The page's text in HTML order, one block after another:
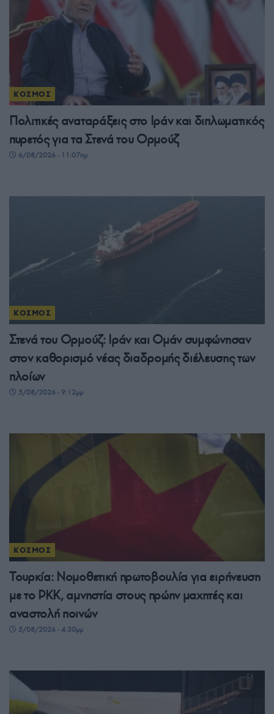
ΚΟΣΜΟΣ
Πολιτικές αναταράξεις στο Ιράν και διπλωματικός
πυρετός για τα Στενά του Ορμούζ
6/08/2026 - 11:07πμ
ΚΟΣΜΟΣ
Στενά του Ορμούζ: Ιράν και Ομάν συμφώνησαν
στον καθορισμό νέας διαδρομής διέλευσης των
πλοίων
5/08/2026 - 9:12μμ
ΚΟΣΜΟΣ
Τουρκία: Νομοθετική πρωτοβουλία για ειρήνευση
με το PKK, αμνηστία στους πρώην μαχητές και
αναστολή ποινών
5/08/2026 - 4:30μμ